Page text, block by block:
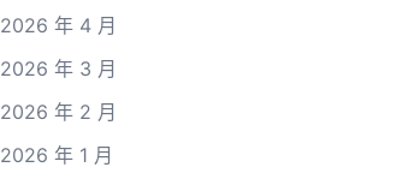
2026 年 4 月
2026 年 3 月
2026 年 2 月
2026 年 1 月